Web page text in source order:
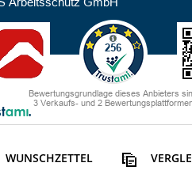
WUNSCHZETTEL